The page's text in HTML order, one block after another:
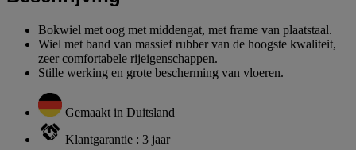
Bokwiel met oog met middengat, met frame van plaatstaal.
Wiel met band van massief rubber van de hoogste kwaliteit,
zeer comfortabele rijeigenschappen.
Stille werking en grote bescherming van vloeren.
Gemaakt in Duitsland
Klantgarantie : 3 jaar